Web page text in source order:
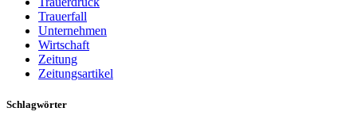
Trauerfall
Unternehmen
Wirtschaft
Zeitung
Zeitungsartikel
Schlagwörter